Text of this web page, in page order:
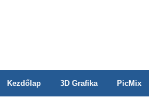
Kezdőlap 3D Grafika PicMix